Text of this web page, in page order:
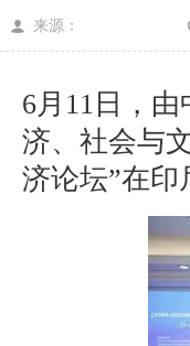
来源：
6月11日，
济、社会与
济论坛”在印